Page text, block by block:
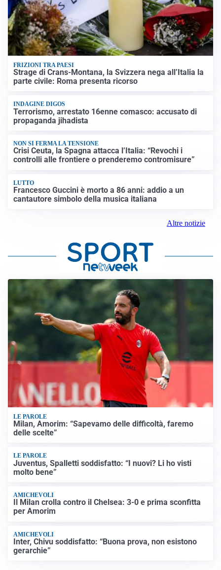
FRIZIONI TRA PAESI
Strage di Crans-Montana, la Svizzera nega all’Italia la
parte civile: Roma presenta ricorso
INDAGINE DIGOS
Terrorismo, arrestato 16enne comasco: accusato di
propaganda jihadista
NON SI FERMA LA TENSIONE
Crisi Ceuta, la Spagna attacca l’Italia: “Revochi i
controlli alle frontiere o prenderemo contromisure”
LUTTO
Francesco Guccini è morto a 86 anni: addio a un
cantautore simbolo della musica italiana
Altre notizie
LE PAROLE
Milan, Amorim: “Sapevamo delle difficoltà, faremo
delle scelte”
LE PAROLE
Juventus, Spalletti soddisfatto: “I nuovi? Li ho visti
molto bene”
AMICHEVOLI
Il Milan crolla contro il Chelsea: 3-0 e prima sconfitta
per Amorim
AMICHEVOLI
Inter, Chivu soddisfatto: “Buona prova, non esistono
gerarchie”